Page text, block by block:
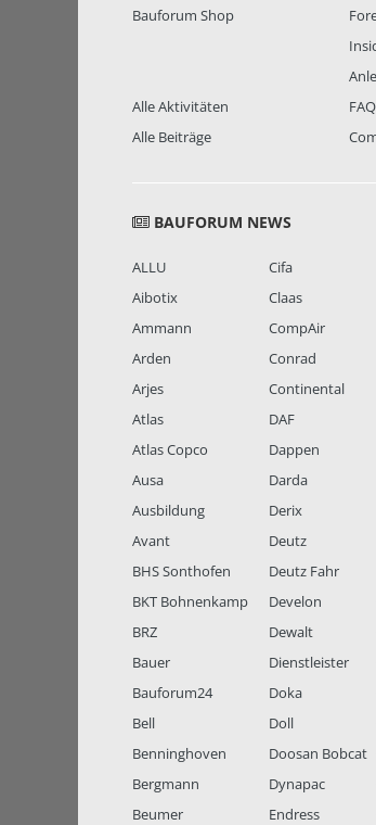
Bauforum Shop
Alle Aktivitäten
Alle Beiträge
FAQ
BAUFORUM NEWS
ALLU
Aibotix
Ammann
Arden
Arjes
Atlas
Atlas Copco
Ausa
Ausbildung
Avant
BHS Sonthofen
BKT Bohnenkamp
BRZ
Bauer
Bauforum24
Bell
Benninghoven
Bergmann
Beumer
Cifa
Claas
CompAir
Conrad
Continental
DAF
Dappen
Darda
Derix
Deutz
Deutz Fahr
Develon
Dewalt
Dienstleister
Doka
Doll
Doosan Bobcat
Dynapac
Endress